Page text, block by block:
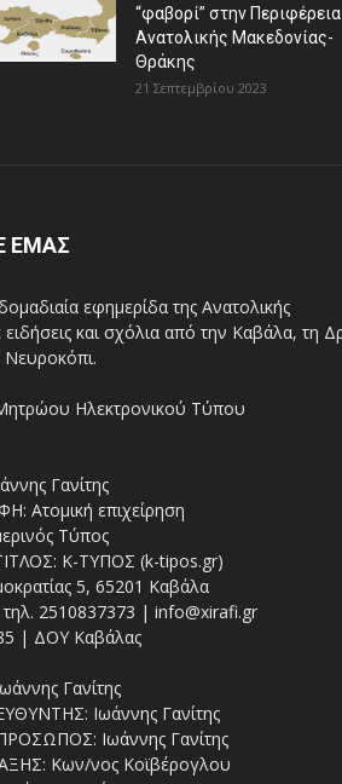
“φαβορί” στην Περιφέρεια
Ανατολικής Μακεδονίας-
Θράκης
21 Σεπτεμβρίου 2023
ΕΜΑΣ
εφημερίδα της Ανατολικής
και σχόλια από την Καβάλα, τη
Νευροκόπι.
Γανίτης
Ατομική επιχείρηση
Τύπος
Κ-ΤΥΠΟΣ (k-tipos.gr)
5, 65201 Καβάλα
2510837373 | info@xirafi.gr
| ΔΟΥ Καβάλας
Γανίτης
Ιωάννης Γανίτης
Ιωάννης Γανίτης
Κων/νος Κοϊβέρογλου